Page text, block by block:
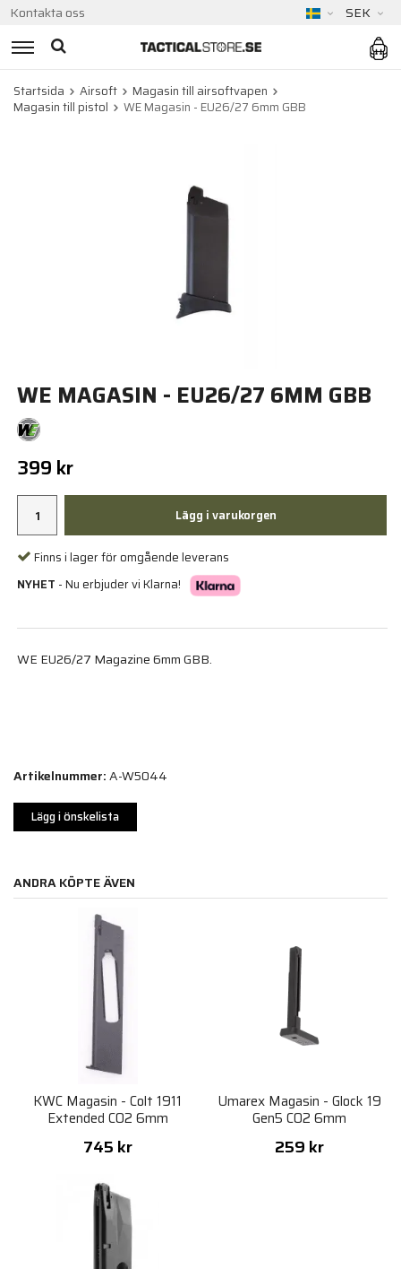
Kontakta oss SEK
Startsida Airsoft
Magasin till airsoftvapen
Magasin till pistol
WE Magasin - EU26/27 6mm GBB
WE MAGASIN - EU26/27 6MM GBB
399 kr
Lägg i varukorgen
Finns i lager för omgående leverans
NYHET - Nu erbjuder vi Klarna!
WE EU26/27 Magazine 6mm GBB.
Artikelnummer:A-W5044
Lägg i önskelista
ANDRA KÖPTE ÄVEN
KWC Magasin - Colt 1911
Extended CO2 6mm
745 kr
Umarex Magasin - Glock 19
Gen5 CO2 6mm
259 kr